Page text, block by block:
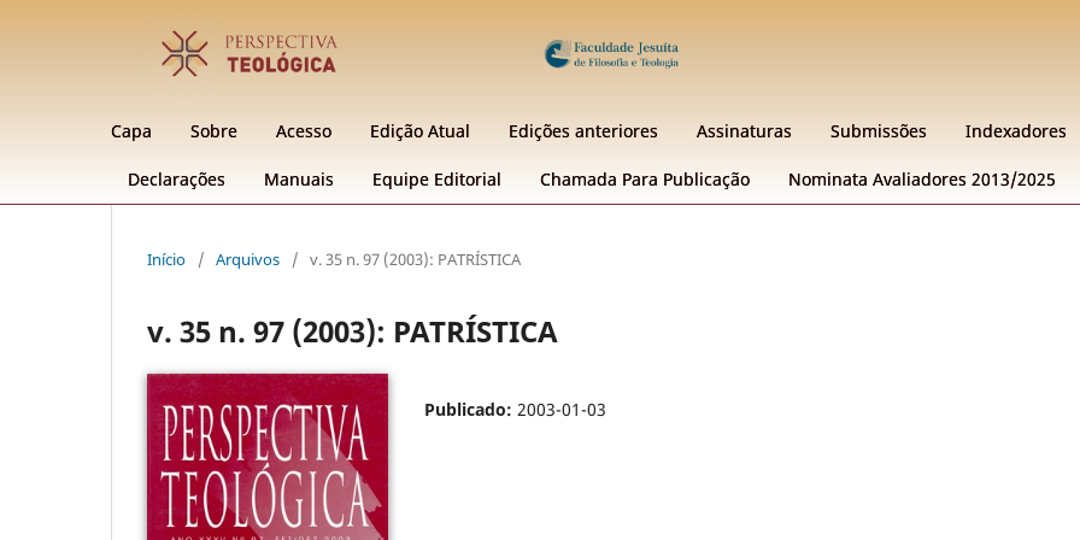
Capa Sobre Acesso Edição Atual Edições anteriores Assinaturas Submissões Indexadores
Declarações Manuais Equipe Editorial Chamada Para Publicação Nominata Avaliadores 2013/2025
Início / Arquivos / v. 35 n. 97 (2003): PATRÍSTICA
v. 35 n. 97 (2003): PATRÍSTICA
Publicado: 2003-01-03